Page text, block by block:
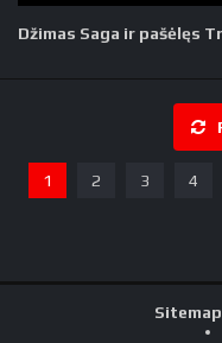
1 2 3 4
Sitemap